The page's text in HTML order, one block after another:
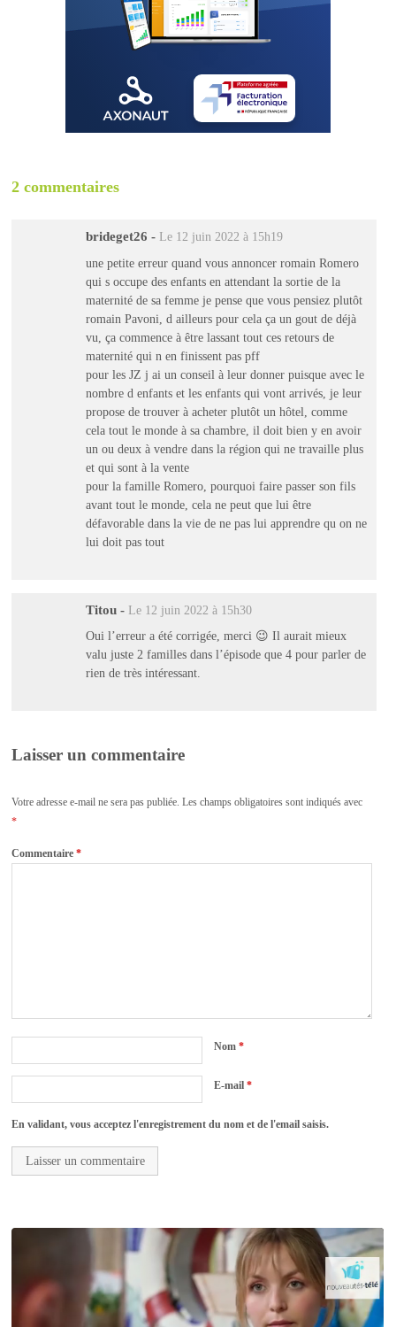
2 commentaires
brideget26 - Le 12 juin 2022 à 15h19
une petite erreur quand vous annoncer romain Romero
qui s occupe des enfants en attendant la sortie de la
maternité de sa femme je pense que vous pensiez plutôt
romain Pavoni, d ailleurs pour cela ça un gout de déjà
vu, ça commence à être lassant tout ces retours de
maternité qui n en finissent pas pff
pour les JZ j ai un conseil à leur donner puisque avec le
nombre d enfants et les enfants qui vont arrivés, je leur
propose de trouver à acheter plutôt un hôtel, comme
cela tout le monde à sa chambre, il doit bien y en avoir
un ou deux à vendre dans la région qui ne travaille plus
et qui sont à la vente
pour la famille Romero, pourquoi faire passer son fils
avant tout le monde, cela ne peut que lui être
défavorable dans la vie de ne pas lui apprendre qu on ne
lui doit pas tout
Titou - Le 12 juin 2022 à 15h30
Oui l’erreur a été corrigée, merci 😉 Il aurait mieux
valu juste 2 familles dans l’épisode que 4 pour parler de
rien de très intéressant.
Laisser un commentaire
Votre adresse e-mail ne sera pas publiée. Les champs obligatoires sont indiqués avec
*
Commentaire*
Nom*
E-mail*
En validant, vous acceptez l'enregistrement du nom et de l'email saisis.